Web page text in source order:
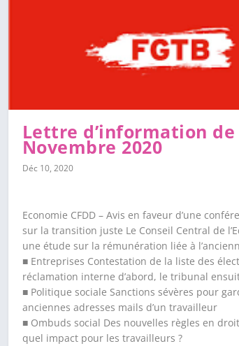
Lettre d’information de
Novembre 2020
Déc 10, 2020
Economie CFDD – Avis en faveur d’une
sur la transition juste Le Conseil Central de
une étude sur la rémunération liée à
■ Entreprises Contestation de la liste des
réclamation interne d’abord, le tribunal
■ Politique sociale Sanctions sévères pour
anciennes adresses mails d’un travailleur
■ Ombuds social Des nouvelles règles en
quel impact pour les travailleurs ?